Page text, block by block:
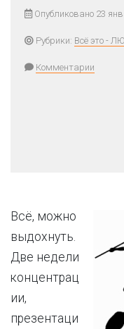
Опубликовано 23
Рубрики: Всё это -
Комментарии
Всё, можно
выдохнуть.
Две недели
концентрац
ии,
презентаци